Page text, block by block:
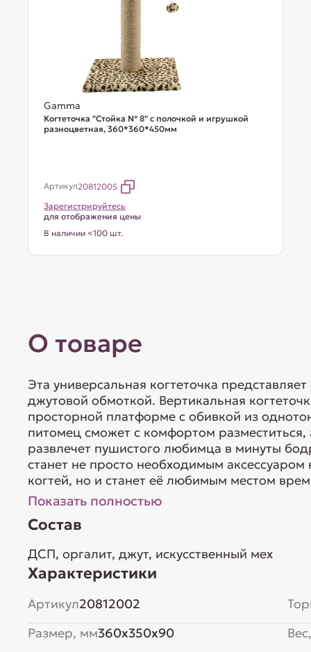
Gamma
Когтеточка "Стойка № 8" с полочкой и игрушкой
разноцветная, 360*360*450мм
Артикул20812005
Зарегистрируйтесь
для отображения цены
В наличии <100 шт.
О товаре
Эта универсальная когтеточка
джутовой обмоткой. Вертикальная
просторной платформе с обивкой из
питомец сможет с комфортом разместиться,
развлечет пушистого любимца в минуты
станет не просто необходимым
когтей, но и станет её любимым местом
Показать полностью
Состав
ДСП, оргалит, джут, искусственный мех
Характеристики
Артикул20812002
Размер, мм360x350x90